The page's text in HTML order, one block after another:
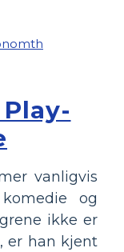
vanligvis
og
ikke er
er han kjent